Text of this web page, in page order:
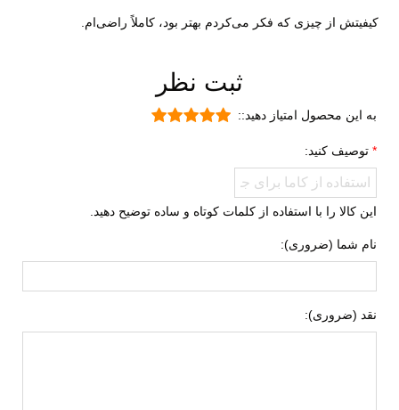
کاهش فشارهای وارده
بسیار بادوام و محکم
سبک و راحت
نحوه بسته شدن بندی
کیفیتش از چیزی که فکر می‌کردم بهتر بود، کاملاً راضی‌ام.
ثبت نظر
به این محصول امتیاز دهید::
توصیف کنید:
این کالا را با استفاده از کلمات کوتاه و ساده توضیح دهید.
نام شما (ضروری):
نقد (ضروری):